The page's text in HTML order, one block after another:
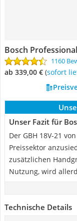
Bosch
1160
ab 339,00 € ( Sofort
Unser Fazit für
Der GBH 18V-21
Preissektor
zusätzlichen
Nutzung, wird
Technische Details